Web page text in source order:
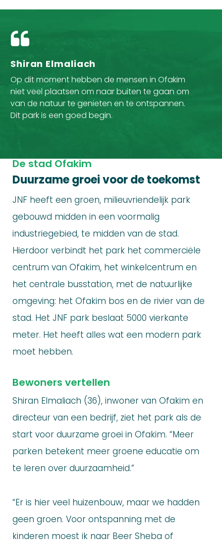
Shiran Elmaliach
Op dit moment hebben de mensen in Ofakim
niet veel plaatsen om naar buiten te gaan om
van de natuur te genieten en te ontspannen.
Dit park is een goed begin.
De stad Ofakim
Duurzame groei voor de toekomst
JNF heeft een groen, milieuvriendelijk park
gebouwd midden in een voormalig
industriegebied, te midden van de stad.
Hierdoor verbindt het park het commerciële
centrum van Ofakim, het winkelcentrum en
het centrale busstation, met de natuurlijke
omgeving: het Ofakim bos en de rivier van de
stad. Het JNF park beslaat 5000 vierkante
meter. Het heeft alles wat een modern park
moet hebben.
Bewoners vertellen
Shiran Elmaliach (36), inwoner van Ofakim en
directeur van een bedrijf, ziet het park als de
start voor duurzame groei in Ofakim. “Meer
parken betekent meer groene educatie om
te leren over duurzaamheid.”
“Er is hier veel huizenbouw, maar we hadden
geen groen. Voor ontspanning met de
kinderen moest ik naar Beer Sheba of